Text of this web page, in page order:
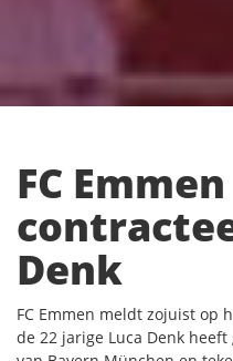
FC Emmen
Denk
FC Emmen meldt zojuist op
de 22 jarige Luca Denk